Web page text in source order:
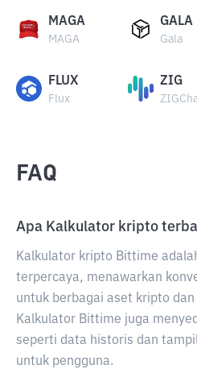
MAGA
MAGA
GALA
Gala
FLUX
Flux
ZIG
FAQ
Apa Kalkulator kripto
Kalkulator kripto Bittime
terpercaya, menawarkan
untuk berbagai aset kripto
Kalkulator Bittime juga
seperti data historis dan
untuk pengguna.